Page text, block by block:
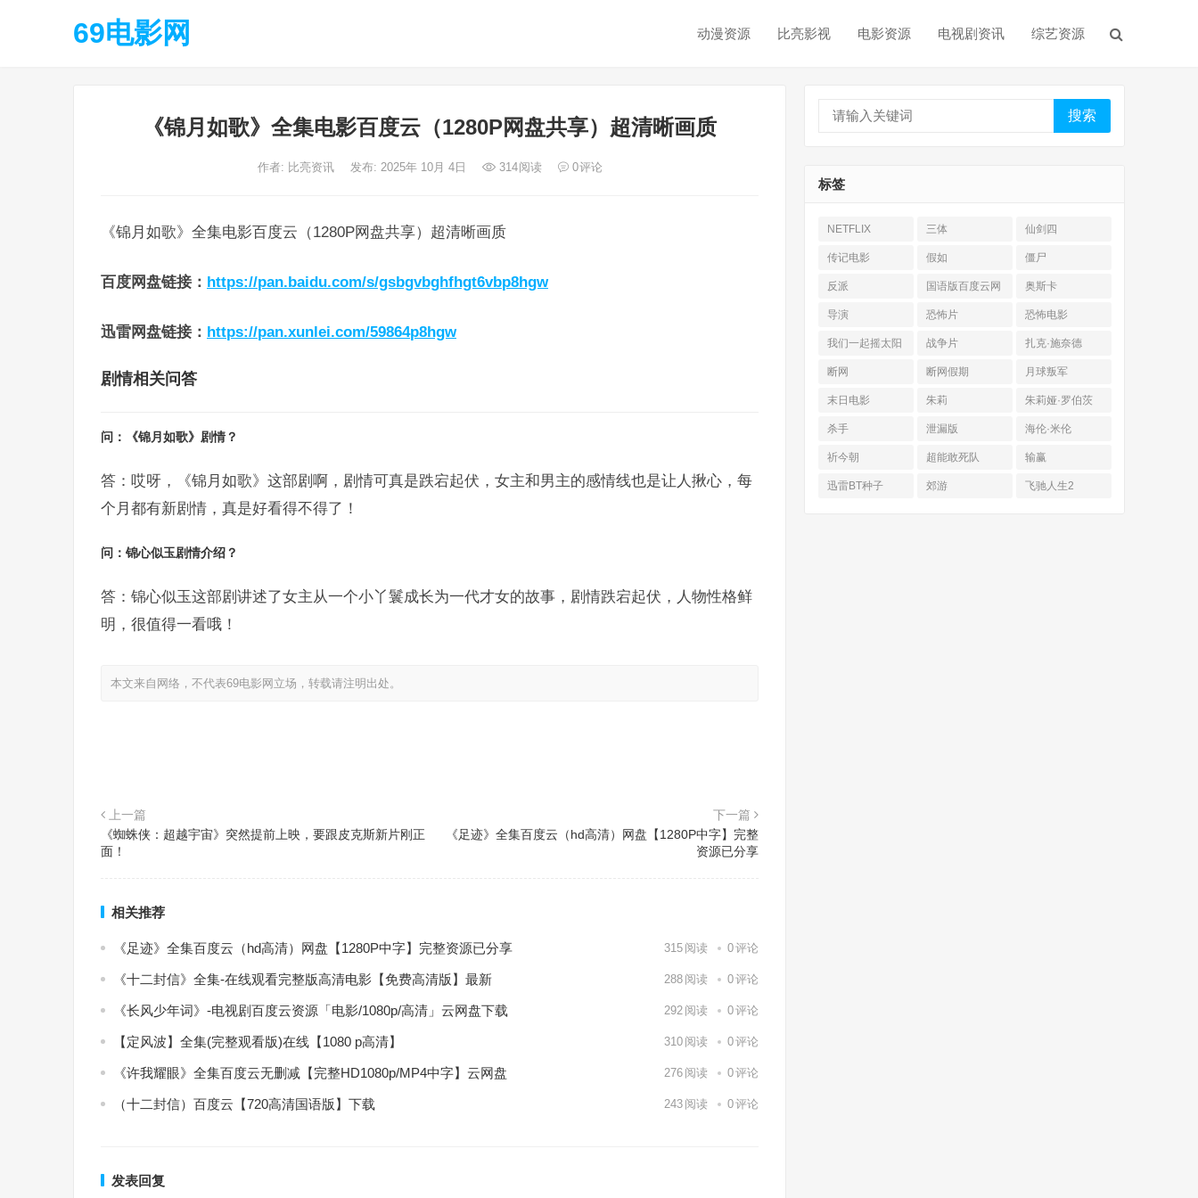
69电影网 动漫资源 比亮影视 电影资源 电视剧资讯 综艺资源
《锦月如歌》全集电影百度云（1280P网盘共享）超清晰画质
作者: 比亮资讯 发布: 2025年 10月 4日 314阅读 0评论
《锦月如歌》全集电影百度云（1280P网盘共享）超清晰画质
百度网盘链接 ： https://pan.baidu.com/s/gsbgvbghfhgt6vbp8hgw
迅雷网盘链接 ： https://pan.xunlei.com/59864p8hgw
剧情相关问答
问：《锦月如歌》剧情？
答：哎呀，《锦月如歌》这部剧啊，剧情可真是跌宕起伏，女主和男主的感情线也是让人揪心，每
个月都有新剧情，真是好看得不得了！
问：锦心似玉剧情介绍？
答：锦心似玉这部剧讲述了女主从一个小丫鬟成长为一代才女的故事，剧情跌宕起伏，人物性格鲜
明，很值得一看哦！
本文来自网络，不代表69电影网立场，转载请注明出处。
上一篇
《蜘蛛侠：超越宇宙》突然提前上映，要跟皮克斯新片刚正
面！
下一篇
《足迹》全集百度云（hd高清）网盘【1280P中字】完整
资源已分享
相关推荐
《足迹》全集百度云（hd高清）网盘【1280P中字】完整资源已分享 315 阅读 0评论
《十二封信》全集-在线观看完整版高清电影【免费高清版】最新 288 阅读 0评论
《长风少年词》-电视剧百度云资源「电影/1080p/高清」云网盘下载 292 阅读 0评论
【定风波】全集(完整观看版)在线【1080 p高清】 310 阅读 0评论
《许我耀眼》全集百度云无删减【完整HD1080p/MP4中字】云网盘 276 阅读 0评论
（十二封信）百度云【720高清国语版】下载 243 阅读 0评论
发表回复
搜索
标签
NETFLIX 三体 仙剑四
传记电影 假如 僵尸
反派
国语版百度云网
盘
奥斯卡
导演 恐怖片 恐怖电影
我们一起摇太阳 战争片 扎克·施奈德
断网 断网假期 月球叛军
末日电影 朱莉 朱莉娅·罗伯茨
杀手 泄漏版 海伦·米伦
祈今朝 超能敢死队 输赢
迅雷BT种子 郊游 飞驰人生2